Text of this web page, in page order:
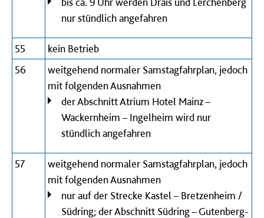
nur stündlich angefahren
55
kein Betrieb
56
weitgehend normaler Samstagfahrplan, jedoch
mit folgenden Ausnahmen
der Abschnitt Atrium Hotel Mainz –
Wackernheim – Ingelheim wird nur
stündlich angefahren
57
weitgehend normaler Samstagfahrplan, jedoch
mit folgenden Ausnahmen
nur auf der Strecke Kastel – Bretzenheim /
Südring; der Abschnitt Südring – Gutenberg-